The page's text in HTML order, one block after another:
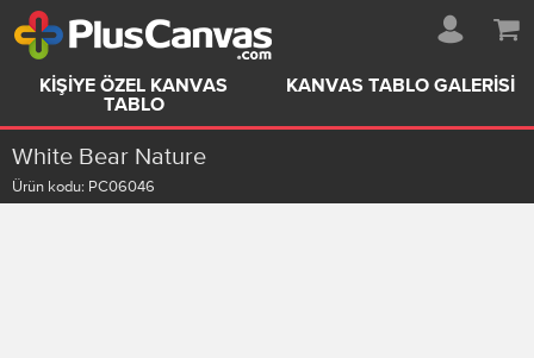
KIŞIYE ÖZEL KANVAS
TABLO
KANVAS TABLO GALERISI
White Bear Nature
Ürün kodu: PC06046